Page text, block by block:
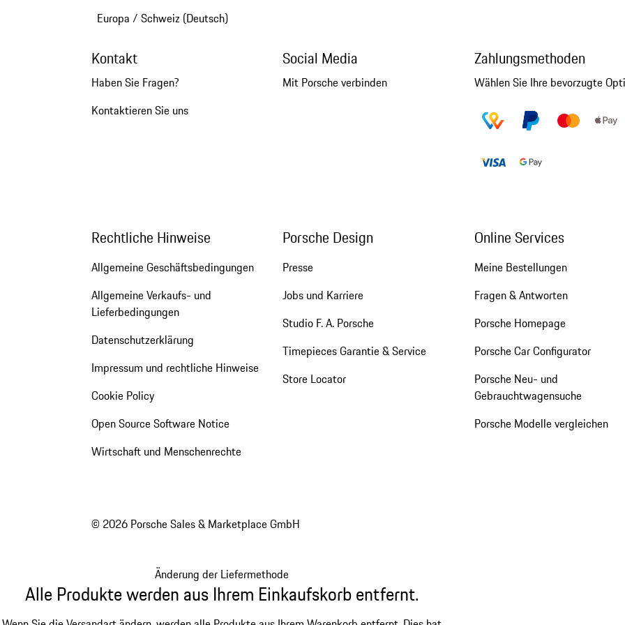
Europa / Schweiz (Deutsch)
Kontakt
Haben Sie Fragen?
Kontaktieren Sie uns
Social Media
Mit Porsche verbinden
Zahlungsmethoden
Wählen Sie Ihre bevorzugte
Rechtliche Hinweise
Allgemeine Geschäftsbedingungen
Allgemeine Verkaufs- und
Lieferbedingungen
Datenschutzerklärung
Impressum und rechtliche Hinweise
Cookie Policy
Open Source Software Notice
Wirtschaft und Menschenrechte
Porsche Design
Presse
Jobs und Karriere
Studio F. A. Porsche
Timepieces Garantie & Service
Store Locator
Online Services
Meine Bestellungen
Fragen & Antworten
Porsche Homepage
Porsche Car Configurator
Porsche Neu- und
Gebrauchtwagensuche
Porsche Modelle vergleichen
© 2026 Porsche Sales & Marketplace GmbH
Änderung der Liefermethode
Alle Produkte werden aus Ihrem Einkaufskorb entfernt.